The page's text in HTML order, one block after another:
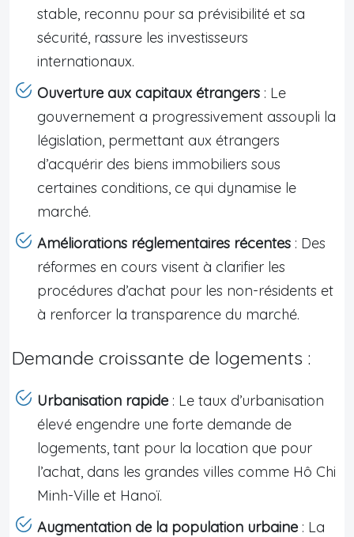
stable, reconnu pour sa prévisibilité et sa
sécurité, rassure les investisseurs
internationaux.
Ouverture aux capitaux étrangers : Le
gouvernement a progressivement assoupli la
législation, permettant aux étrangers
d’acquérir des biens immobiliers sous
certaines conditions, ce qui dynamise le
marché.
Améliorations réglementaires récentes : Des
réformes en cours visent à clarifier les
procédures d’achat pour les non-résidents et
à renforcer la transparence du marché.
Demande croissante de logements :
Urbanisation rapide : Le taux d’urbanisation
élevé engendre une forte demande de
logements, tant pour la location que pour
l’achat, dans les grandes villes comme Hô Chi
Minh-Ville et Hanoï.
Augmentation de la population urbaine : La